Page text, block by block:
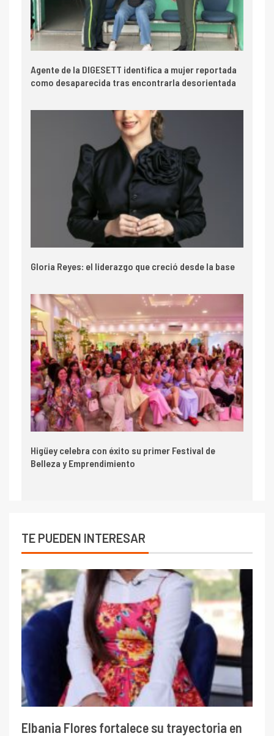
Agente de la DIGESETT identifica a mujer reportada
como desaparecida tras encontrarla desorientada
Gloria Reyes: el liderazgo que creció desde la base
Higüey celebra con éxito su primer Festival de
Belleza y Emprendimiento
TE PUEDEN INTERESAR
Elbania Flores fortalece su trayectoria en